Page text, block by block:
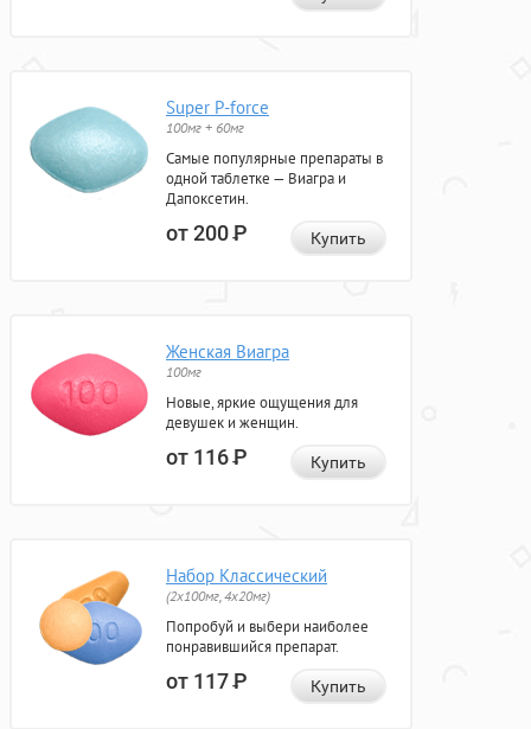
Super P-force
100мг + 60мг
Самые популярные препараты в
одной таблетке — Виагра и
Дапоксетин.
от 200Р Купить
Женская Виагра
100мг
Новые, яркие ощущения для
девушек и женщин.
от 116Р Купить
Набор Классический
(2x100мг, 4x20мг)
Попробуй и выбери наиболее
понравившийся препарат.
от 117Р Купить